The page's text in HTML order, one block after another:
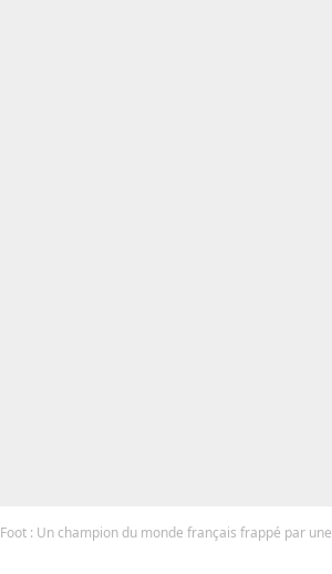
Foot : Un champion du monde français frappé par